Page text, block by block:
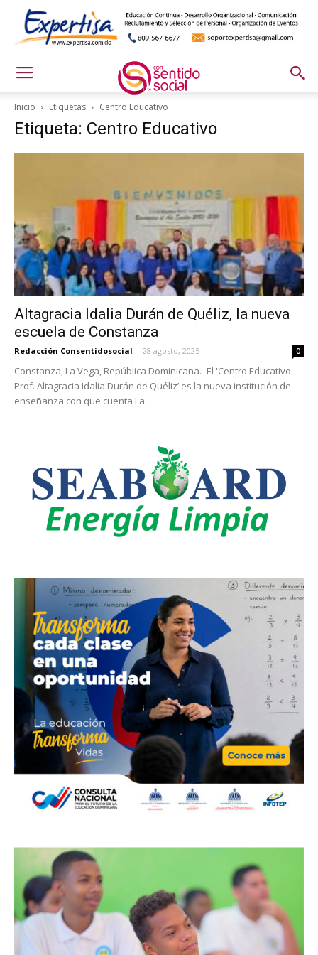
Inicio Etiquetas Centro Educativo
Etiqueta: Centro Educativo
Altagracia Idalia Durán de Quéliz, la nueva
escuela de Constanza
Redacción Consentidosocial - 28 agosto, 2025 0
Constanza, La Vega, República Dominicana.- El 'Centro Educativo
Prof. Altagracia Idalia Durán de Quéliz’ es la nueva institución de
enseñanza con que cuenta La...